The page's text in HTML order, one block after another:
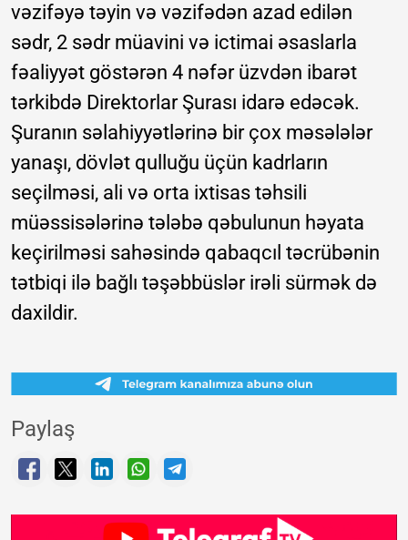
vəzifəyə təyin və vəzifədən azad edilən
sədr, 2 sədr müavini və ictimai əsaslarla
fəaliyyət göstərən 4 nəfər üzvdən ibarət
tərkibdə Direktorlar Şurası idarə edəcək.
Şuranın səlahiyyətlərinə bir çox məsələlər
yanaşı, dövlət qulluğu üçün kadrların
seçilməsi, ali və orta ixtisas təhsili
müəssisələrinə tələbə qəbulunun həyata
keçirilməsi sahəsində qabaqcıl təcrübənin
tətbiqi ilə bağlı təşəbbüslər irəli sürmək də
daxildir.
Paylaş